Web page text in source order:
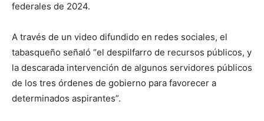
federales de 2024.
A través de un video difundido en redes sociales, el
tabasqueño señaló “el despilfarro de recursos públicos, y
la descarada intervención de algunos servidores públicos
de los tres órdenes de gobierno para favorecer a
determinados aspirantes”.